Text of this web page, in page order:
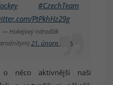
#CzechTeam
PtPkhHz29g
— Hokejový nároďák
21. února 2018
o něco aktivnější naši